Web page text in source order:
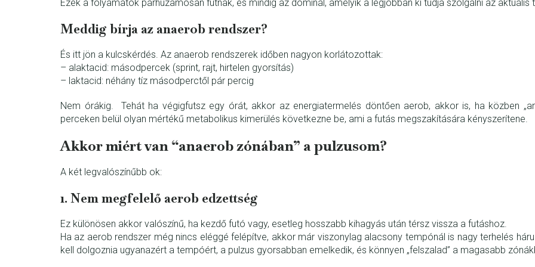
Ezek a folyamatok párhuzamosan futnak, és mindig az dominál, amelyik a legjobban ki tudja szolgálni az aktuális
Meddig bírja az anaerob rendszer?
És itt jön a kulcskérdés. Az anaerob rendszerek időben nagyon korlátozottak:
– alaktacid: másodpercek (sprint, rajt, hirtelen gyorsítás)
– laktacid: néhány tíz másodperctől pár percig
Nem órákig. Tehát ha végigfutsz egy órát, akkor az energiatermelés döntően aerob, akkor is, ha közben
perceken belül olyan mértékű metabolikus kimerülés következne be, ami a futás megszakítására kényszerítene.
Akkor miért van “anaerob zónában” a pulzusom?
A két legvalószínűbb ok:
1. Nem megfelelő aerob edzettség
Ez különösen akkor valószínű, ha kezdő futó vagy, esetleg hosszabb kihagyás után térsz vissza a futáshoz.
Ha az aerob rendszer még nincs eléggé felépítve, akkor már viszonylag alacsony tempónál is nagy terhelés
kell dolgoznia ugyanazért a tempóért, a pulzus gyorsabban emelkedik, és könnyen „felszalad” a magasabb